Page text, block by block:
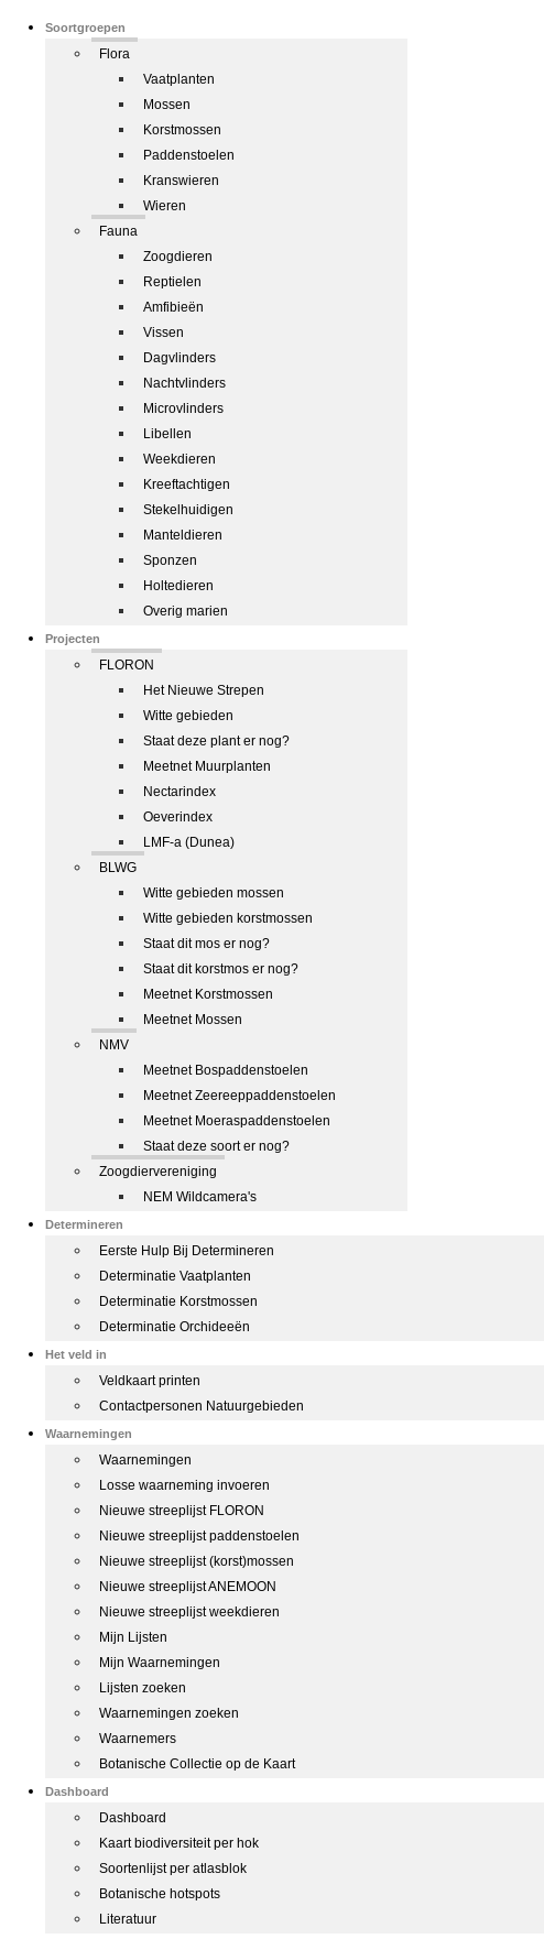
Soortgroepen
Flora
Vaatplanten
Mossen
Korstmossen
Paddenstoelen
Kranswieren
Wieren
Fauna
Zoogdieren
Reptielen
Amfibieën
Vissen
Dagvlinders
Nachtvlinders
Microvlinders
Libellen
Weekdieren
Kreeftachtigen
Stekelhuidigen
Manteldieren
Sponzen
Holtedieren
Overig marien
Projecten
FLORON
Het Nieuwe Strepen
Witte gebieden
Staat deze plant er nog?
Meetnet Muurplanten
Nectarindex
Oeverindex
LMF-a (Dunea)
BLWG
Witte gebieden mossen
Witte gebieden korstmossen
Staat dit mos er nog?
Staat dit korstmos er nog?
Meetnet Korstmossen
Meetnet Mossen
NMV
Meetnet Bospaddenstoelen
Meetnet Zeereeppaddenstoelen
Meetnet Moeraspaddenstoelen
Staat deze soort er nog?
Zoogdiervereniging
NEM Wildcamera's
Determineren
Eerste Hulp Bij Determineren
Determinatie Vaatplanten
Determinatie Korstmossen
Determinatie Orchideeën
Het veld in
Veldkaart printen
Contactpersonen Natuurgebieden
Waarnemingen
Waarnemingen
Losse waarneming invoeren
Nieuwe streeplijst FLORON
Nieuwe streeplijst paddenstoelen
Nieuwe streeplijst (korst)mossen
Nieuwe streeplijst ANEMOON
Nieuwe streeplijst weekdieren
Mijn Lijsten
Mijn Waarnemingen
Lijsten zoeken
Waarnemingen zoeken
Waarnemers
Botanische Collectie op de Kaart
Dashboard
Dashboard
Kaart biodiversiteit per hok
Soortenlijst per atlasblok
Botanische hotspots
Literatuur